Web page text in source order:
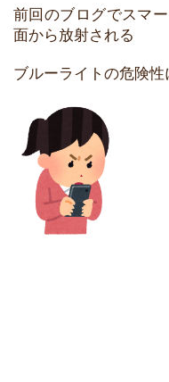
前回のブログでスマ
面から放射される
ブルーライトの危険性